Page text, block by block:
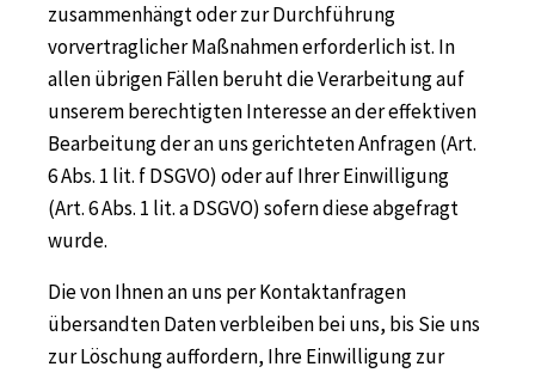
zusammenhängt oder zur Durchführung
vorvertraglicher Maßnahmen erforderlich ist. In
allen übrigen Fällen beruht die Verarbeitung auf
unserem berechtigten Interesse an der effektiven
Bearbeitung der an uns gerichteten Anfragen (Art.
6 Abs. 1 lit. f DSGVO) oder auf Ihrer Einwilligung
(Art. 6 Abs. 1 lit. a DSGVO) sofern diese abgefragt
wurde.
Die von Ihnen an uns per Kontaktanfragen
übersandten Daten verbleiben bei uns, bis Sie uns
zur Löschung auffordern, Ihre Einwilligung zur